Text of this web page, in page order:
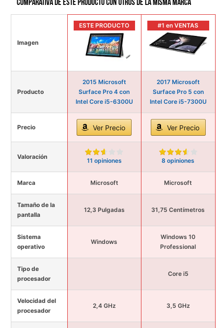
Imagen
ESTE PRODUCTO #1 en VENTAS
Producto
2015 Microsoft
Surface Pro 4 con
Intel Core i5-6300U
2017 Microsoft
Surface Pro 5 con
Intel Core i5-7300U
Precio Ver Precio Ver Precio
Valoración
11 opiniones 8 opiniones
Marca Microsoft Microsoft
Tamaño de la
pantalla
12,3 Pulgadas 31,75 Centímetros
Sistema
operativo
Windows
Windows 10
Professional
Tipo de
procesador
Core i5
Velocidad del
procesador
2,4 GHz 3,5 GHz